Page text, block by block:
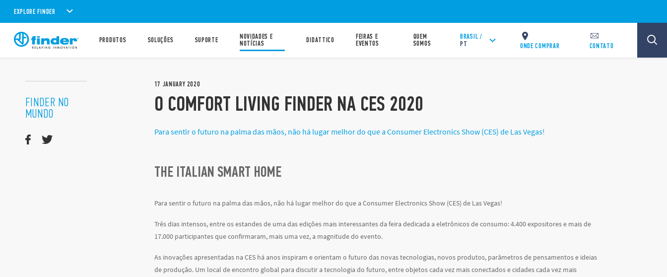
EXPLORE FINDER
PRODUTOS SOLUÇÕES SUPORTE
NOVIDADES E
NOTÍCIAS
DIDATTICO
FEIRAS E
EVENTOS
QUEM
SOMOS
BRASIL /
PT
ONDE COMPRAR CONTATO
17 JANUARY 2020
O COMFORT LIVING FINDER NA CES 2020
Para sentir o futuro na palma das mãos, não há lugar melhor do que a Consumer Electronics Show (CES) de Las Vegas!
THE ITALIAN SMART HOME
Para sentir o futuro na palma das mãos, não há lugar melhor do que a Consumer Electronics Show (CES) de Las Vegas!
Três dias intensos, entre os estandes de uma das edições mais interessantes da feira dedicada a eletrônicos de consumo: 4.400 expositores e mais de
17.000 participantes que confirmaram, mais uma vez, a magnitude do evento.
As inovações apresentadas na CES há anos inspiram e orientam o futuro das novas tecnologias, novos produtos, parâmetros de pensamentos e ideias
de produção. Um local de encontro global para discutir a tecnologia do futuro, entre objetos cada vez mais conectados e cidades cada vez mais
FINDER NO
MUNDO